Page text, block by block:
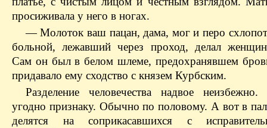
просиживала у него в ногах.
— Молоток ваш пацан, дама, мог и перо
больной, лежавший через проход, делал
Сам он был в белом шлеме, предохранявшем
придавало ему сходство с князем Курбским.
Разделение человечества надвое
угодно признаку. Обычно по половому. А вот в
делятся на соприкасавшихся с